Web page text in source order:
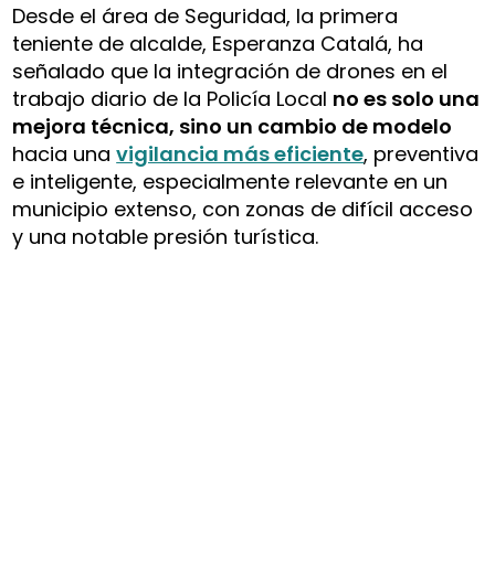
Desde el área de Seguridad, la primera
teniente de alcalde, Esperanza Catalá, ha
señalado que la integración de drones en el
trabajo diario de la Policía Local no es solo una
mejora técnica, sino un cambio de modelo
hacia unavigilancia más eficiente, preventiva
e inteligente, especialmente relevante en un
municipio extenso, con zonas de difícil acceso
y una notable presión turística.